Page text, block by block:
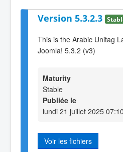
Version 5.3.2.3
This is the Arabic Unitag
Joomla! 5.3.2 (v3)
Maturity
Stable
Publiée le
lundi 21 juillet 2025 07:10
Voir les fichiers